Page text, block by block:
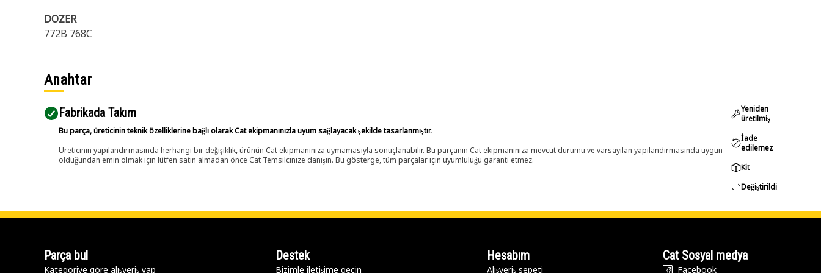
DOZER
772B 768C
Anahtar
Fabrikada Takım
Bu parça, üreticinin teknik özelliklerine bağlı olarak Cat ekipmanınızla uyum sağlayacak şekilde tasarlanmıştır.
Üreticinin yapılandırmasında herhangi bir değişiklik, ürünün Cat ekipmanınıza uymamasıyla sonuçlanabilir. Bu parçanın Cat ekipmanınıza mevcut durumu ve varsayılan yapılandırmasında uygun
olduğundan emin olmak için lütfen satın almadan önce Cat Temsilcinize danışın. Bu gösterge, tüm parçalar için uyumluluğu garanti etmez.
Yeniden
üretilmiş
İade
edilemez
Kit
Değiştirildi
Parça bul
Kategoriye göre alışveriş yap
Destek
Bizimle iletişime geçin
Hesabım
Alışveriş sepeti
Cat Sosyal medya
Facebook